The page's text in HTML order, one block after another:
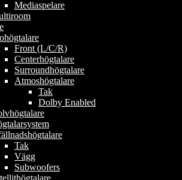
Mediaspelare
Front (L/C/R)
Centerhögtalare
Surroundhögtalare
Atmoshögtalare
Tak
Dolby Enabled
Tak
Vägg
Subwoofers